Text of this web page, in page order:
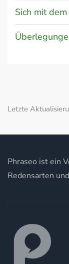
Sich mit
Letzte
Phraseo ist ein
Redensarten